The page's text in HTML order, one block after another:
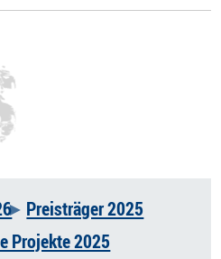
Preisträger 2025
Projekte 2025